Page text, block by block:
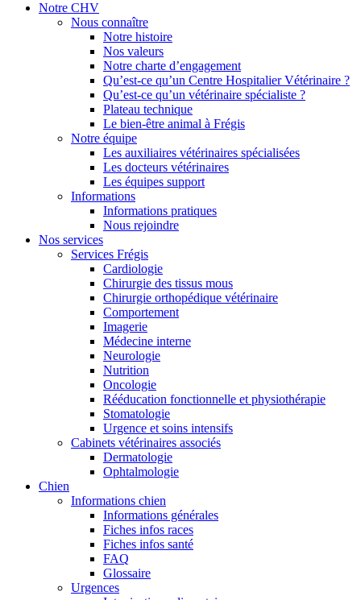
Notre CHV
Nous connaître
Notre histoire
Nos valeurs
Notre charte d’engagement
Qu’est-ce qu’un Centre Hospitalier Vétérinaire ?
Qu’est-ce qu’un vétérinaire spécialiste ?
Plateau technique
Le bien-être animal à Frégis
Notre équipe
Les auxiliaires vétérinaires spécialisées
Les docteurs vétérinaires
Les équipes support
Informations
Informations pratiques
Nous rejoindre
Nos services
Services Frégis
Cardiologie
Chirurgie des tissus mous
Chirurgie orthopédique vétérinaire
Comportement
Imagerie
Médecine interne
Neurologie
Nutrition
Oncologie
Rééducation fonctionnelle et physiothérapie
Stomatologie
Urgence et soins intensifs
Cabinets vétérinaires associés
Dermatologie
Ophtalmologie
Chien
Informations chien
Informations générales
Fiches infos races
Fiches infos santé
FAQ
Glossaire
Urgences